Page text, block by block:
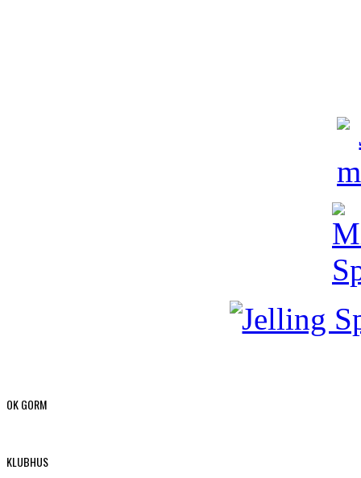
OK GORM
KLUBHUS